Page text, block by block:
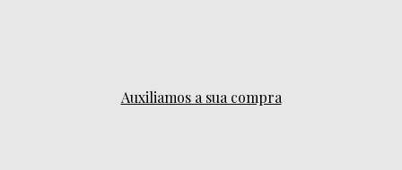
Auxiliamos a sua compra